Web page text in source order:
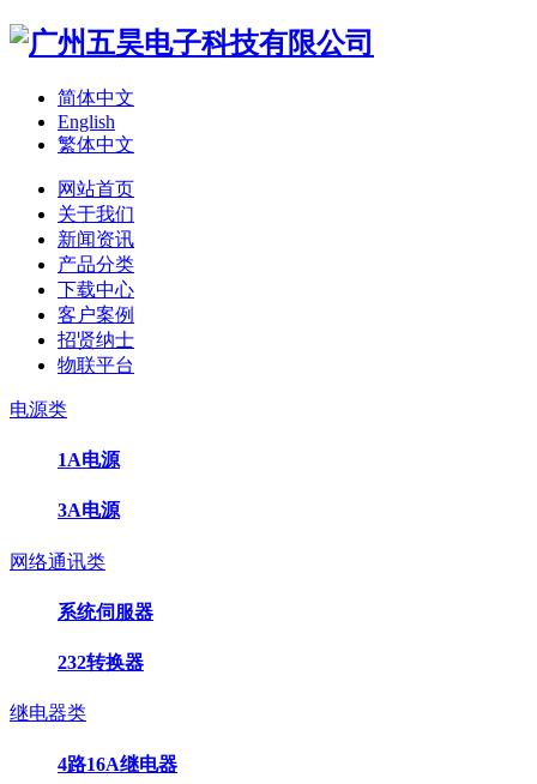
简体中文
English
繁体中文
网站首页
关于我们
新闻资讯
产品分类
下载中心
客户案例
招贤纳士
物联平台
电源类
1A电源
3A电源
网络通讯类
系统伺服器
232转换器
继电器类
4路16A继电器